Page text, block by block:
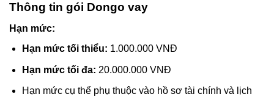
Thông tin gói Dongo vay
Hạn mức:
Hạn mức tối thiểu: 1.000.000 VNĐ
Hạn mức tối đa: 20.000.000 VNĐ
Hạn mức cụ thể phụ thuộc vào hồ sơ tài chính và lịch